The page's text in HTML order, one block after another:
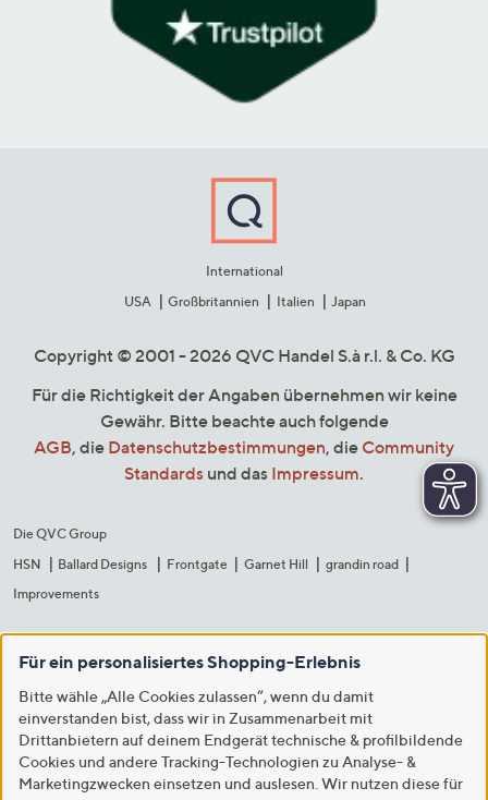
International
USA
Großbritannien Italien Japan
Copyright © 2001 - 2026 QVC Handel S.à r.l. & Co. KG
Für die Richtigkeit der Angaben übernehmen wir keine
Gewähr. Bitte beachte auch folgende
AGB, die Datenschutzbestimmungen, die Community
Standards und das Impressum.
Die QVC Group
HSN
Ballard Designs Frontgate Garnet Hill
grandin road
Improvements
Für ein personalisiertes Shopping-Erlebnis
Bitte wähle „Alle Cookies zulassen“, wenn du damit
einverstanden bist, dass wir in Zusammenarbeit mit
Drittanbietern auf deinem Endgerät technische & profilbildende
Cookies und andere Tracking-Technologien zu Analyse- &
Marketingzwecken einsetzen und auslesen. Wir nutzen diese für